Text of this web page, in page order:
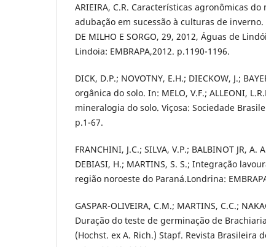
ARIEIRA, C.R. Características agronômicas
adubação em sucessão à culturas de inverno.
DE MILHO E SORGO, 29, 2012, Águas de
Lindoia: EMBRAPA,2012. p.1190-1196.
DICK, D.P.; NOVOTNY, E.H.; DIECKOW, J.;
orgânica do solo. In: MELO, V.F.; ALLEONI,
mineralogia do solo. Viçosa: Sociedade
p.1-67.
FRANCHINI, J.C.; SILVA, V.P.; BALBINOT JR, A.
DEBIASI, H.; MARTINS, S. S.; Integração
região noroeste do Paraná.Londrina:
GASPAR-OLIVEIRA, C.M.; MARTINS, C.C.;
Duração do teste de germinação de
(Hochst. ex A. Rich.) Stapf. Revista Brasileira